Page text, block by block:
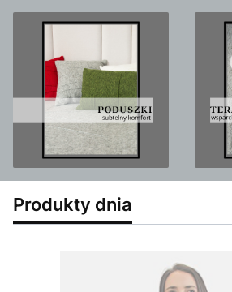
Produkty dnia